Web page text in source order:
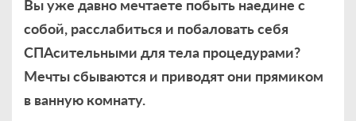
Вы уже давно мечтаете побыть наедине с
собой, расслабиться и побаловать себя
СПАсительными для тела процедурами?
Мечты сбываются и приводят они прямиком
в ванную комнату.